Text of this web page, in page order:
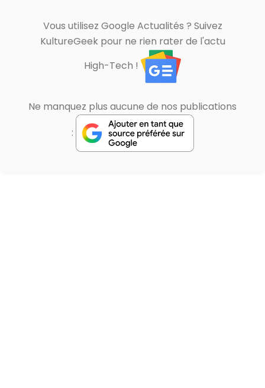
Vous utilisez Google Actualités ? Suivez
KultureGeek pour ne rien rater de l'actu
High-Tech !
Ne manquez plus aucune de nos publications
: